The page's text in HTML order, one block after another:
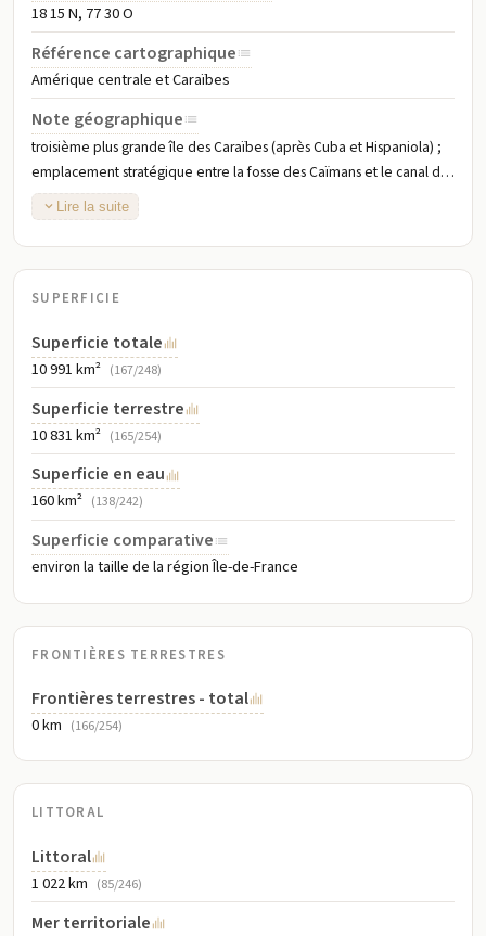
18 15 N, 77 30 O
Référence cartographique
Amérique centrale et Caraïbes
Note géographique
troisième plus grande île des Caraïbes (après Cuba et Hispaniola) ;
emplacement stratégique entre la fosse des Caïmans et le canal de
la Jamaïque, les principales voies maritimes pour le canal de
Panama
Lire la suite
SUPERFICIE
Superficie totale
10 991 km² (167/248)
Superficie terrestre
10 831 km² (165/254)
Superficie en eau
160 km² (138/242)
Superficie comparative
environ la taille de la région Île-de-France
FRONTIÈRES TERRESTRES
Frontières terrestres - total
0 km (166/254)
LITTORAL
Littoral
1 022 km (85/246)
Mer territoriale